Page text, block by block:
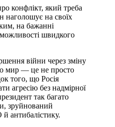
конфлікт, який треба
наголошує на своїх
на бажанні
швидкого
війни через зміну
мир — це не просто
того, що Росія
агресію без надмірної
так багато
зруйнований
антибалістику.